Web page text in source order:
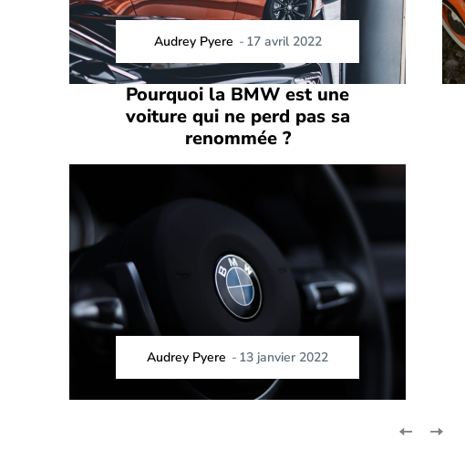
Audrey Pyere - 17 avril 2022
Pourquoi la BMW est une
voiture qui ne perd pas sa
renommée ?
Audrey Pyere - 13 janvier 2022